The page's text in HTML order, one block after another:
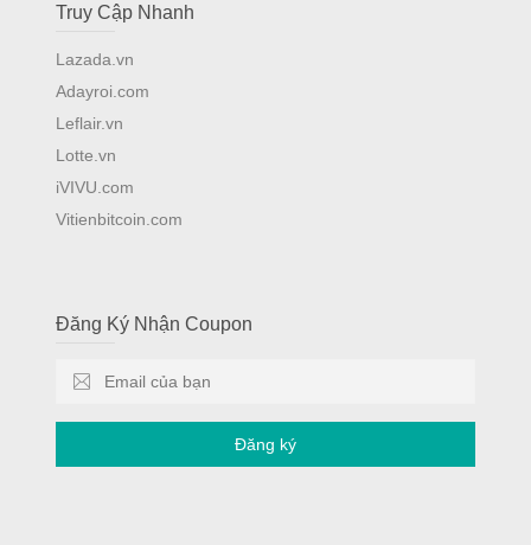
Truy Cập Nhanh
Lazada.vn
Adayroi.com
Leflair.vn
Lotte.vn
iVIVU.com
Vitienbitcoin.com
Đăng Ký Nhận Coupon
Đăng ký